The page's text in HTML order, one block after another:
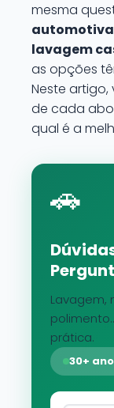
mesma
lavagem
as opções
Neste
de cada
qual é a
🚗
Lavagem,
prática.
30+